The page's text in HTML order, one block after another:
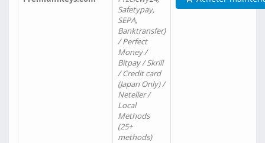
Safetypay,
SEPA,
Banktransfer)
/ Perfect
Money /
Bitpay / Skrill
/ Credit card
(Japan Only) /
Neteller /
Local
Methods
(25+
methods)